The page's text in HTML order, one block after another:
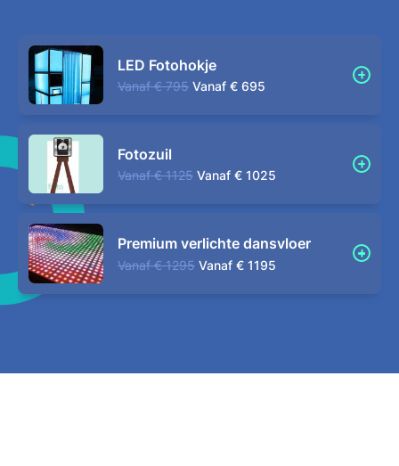
LED Fotohokje
Vanaf € 795 Vanaf € 695
Fotozuil
Vanaf € 1125 Vanaf € 1025
Premium verlichte dansvloer
Vanaf € 1295 Vanaf € 1195